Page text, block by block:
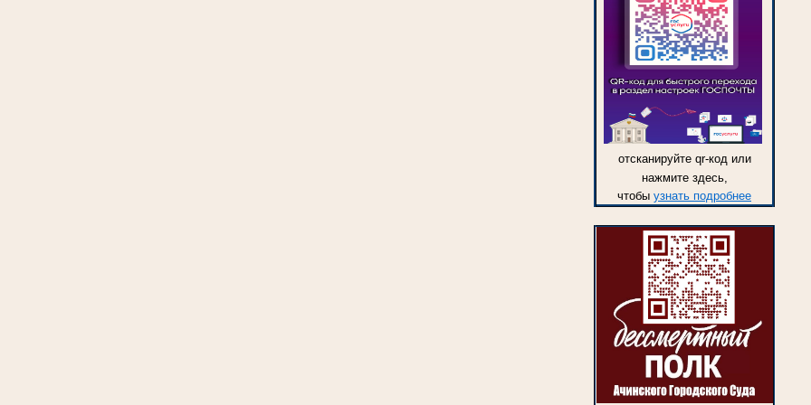
отсканируйте qr-код или
нажмите здесь,
чтобы узнать подробнее